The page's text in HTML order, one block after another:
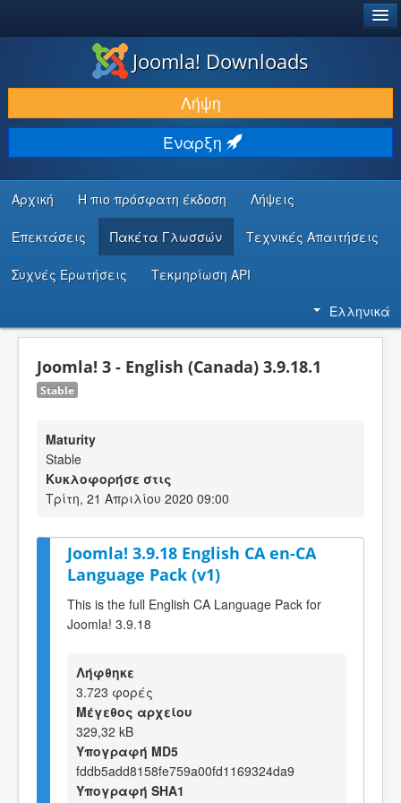
ΛΉΨΕΙΣ & ΕΠΕΚΤΆΣΕΙΣ
ΕΎΡΕΣΗ & ΜΆΘΗΣΗ
ΚΟΙΝΌΤΗΤΑ & ΥΠΟΣΤΉΡΙΞΗ
ΠΌΡΟΙ ΠΡΟΓΡΑΜΜΑΤΙΣΤΏΝ
Joomla! Downloads
Λήψη
Έναρξη
Αρχική Η πιο πρόσφατη έκδοση Λήψεις
Επεκτάσεις Πακέτα Γλωσσών Τεχνικές Απαιτήσεις
Συχνές Ερωτήσεις Τεκμηρίωση API
Ελληνικά
Joomla! 3 - English (Canada) 3.9.18.1
Stable
Maturity
Stable
Κυκλοφορήσε στις
Τρίτη, 21 Απριλίου 2020 09:00
Joomla! 3.9.18 English CA en-CA
Language Pack (v1)
This is the full English CA Language Pack for
Joomla! 3.9.18
Λήφθηκε
3.723 φορές
Μέγεθος αρχείου
329,32 kB
Υπογραφή MD5
fddb5add8158fe759a00fd1169324da9
Υπογραφή SHA1